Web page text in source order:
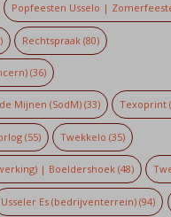
Popfeesten Usselo |
Rechtspraak (80)
(36)
Mijnen (SodM)(33) Texoprint
(55) Twekkelo (35)
| Boeldershoek(48)
Usseler Es (bedrijventerrein) (94)